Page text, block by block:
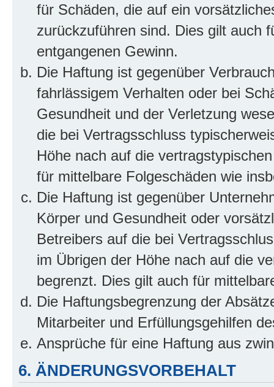
für Schäden, die auf ein
zurückzuführen sind. Dies gilt auch
entgangenen Gewinn.
Die Haftung ist gegenüber
fahrlässigem Verhalten oder bei
Gesundheit und der Verletzung
die bei Vertragsschluss
Höhe nach auf die
für mittelbare Folgeschäden wie
Die Haftung ist gegenüber
Körper und Gesundheit oder
Betreibers auf die bei
im Übrigen der Höhe nach auf die
begrenzt. Dies gilt auch für
Die Haftungsbegrenzung der
Mitarbeiter und Erfüllungsgehilfen
Ansprüche für eine Haftung aus
6. ÄNDERUNGSVORBEHALT